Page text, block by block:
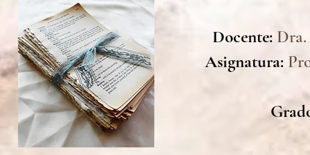
Docente:
Asignatura: